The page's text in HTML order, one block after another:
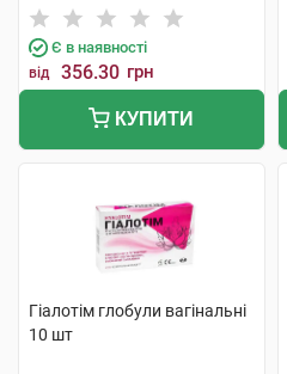
Є в наявності
від 356.30 грн
КУПИТИ
Гіалотім глобули вагінальні
10 шт